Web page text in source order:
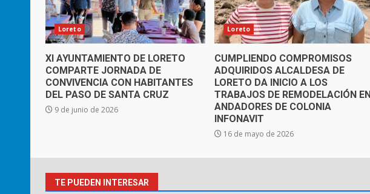
Loreto
XI AYUNTAMIENTO DE LORETO
COMPARTE JORNADA DE
CONVIVENCIA CON HABITANTES
DEL PASO DE SANTA CRUZ
9 de junio de 2026
Loreto
CUMPLIENDO COMPROMISOS
ADQUIRIDOS ALCALDESA DE
LORETO DA INICIO A LOS
TRABAJOS DE REMODELACIÓN EN
ANDADORES DE COLONIA
INFONAVIT
16 de mayo de 2026
TE PUEDEN INTERESAR